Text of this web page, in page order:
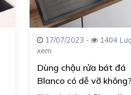
17/07/2023 -
1404
xem
Dùng chậu rửa bát đá
Blanco có dễ vỡ không?